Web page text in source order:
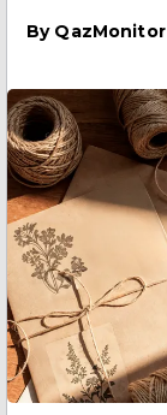
By QazMonitor